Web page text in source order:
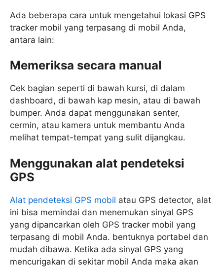
Ada beberapa cara untuk mengetahui lokasi GPS
tracker mobil yang terpasang di mobil Anda,
antara lain:
Memeriksa secara manual
Cek bagian seperti di bawah kursi, di dalam
dashboard, di bawah kap mesin, atau di bawah
bumper. Anda dapat menggunakan senter,
cermin, atau kamera untuk membantu Anda
melihat tempat-tempat yang sulit dijangkau.
Menggunakan alat pendeteksi
GPS
Alat pendeteksi GPS mobil atau GPS detector, alat
ini bisa memindai dan menemukan sinyal GPS
yang dipancarkan oleh GPS tracker mobil yang
terpasang di mobil Anda. bentuknya portabel dan
mudah dibawa. Ketika ada sinyal GPS yang
mencurigakan di sekitar mobil Anda maka akan